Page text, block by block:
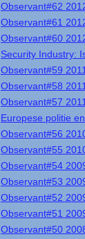
Observant#62
Observant#61
Observant#60
Security Industry:
Observant#59 2011
Observant#58 2011
Observant#57 2011
Europese politie
Observant#56
Observant#55
Observant#54
Observant#53
Observant#52
Observant#51
Observant#50